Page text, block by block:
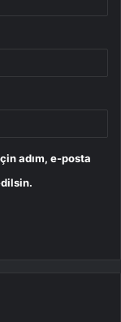
adım, e-posta